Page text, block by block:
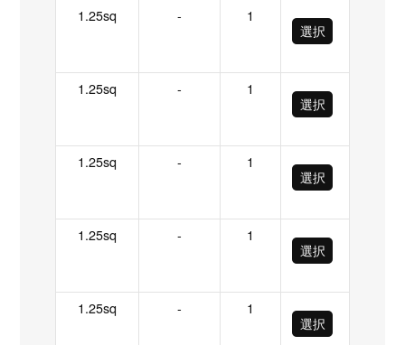
1.25sq -
1
選択
1.25sq -
1
選択
1.25sq -
1
選択
1.25sq -
1
選択
1.25sq -
1
選択